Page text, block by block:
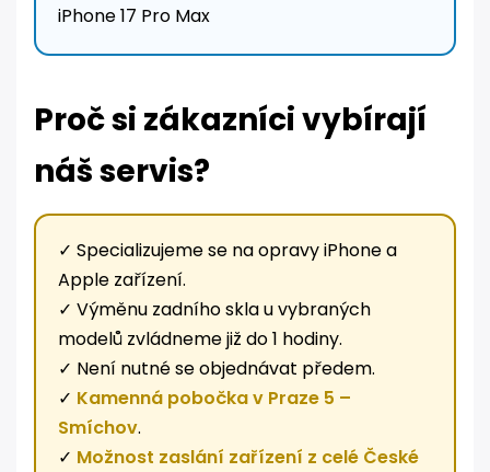
iPhone 17 Pro Max
Proč si zákazníci vybírají
náš servis?
✓ Specializujeme se na opravy iPhone a
Apple zařízení.
✓ Výměnu zadního skla u vybraných
modelů zvládneme již do 1 hodiny.
✓ Není nutné se objednávat předem.
✓ Kamenná pobočka v Praze 5 –
Smíchov.
✓ Možnost zaslání zařízení z celé České